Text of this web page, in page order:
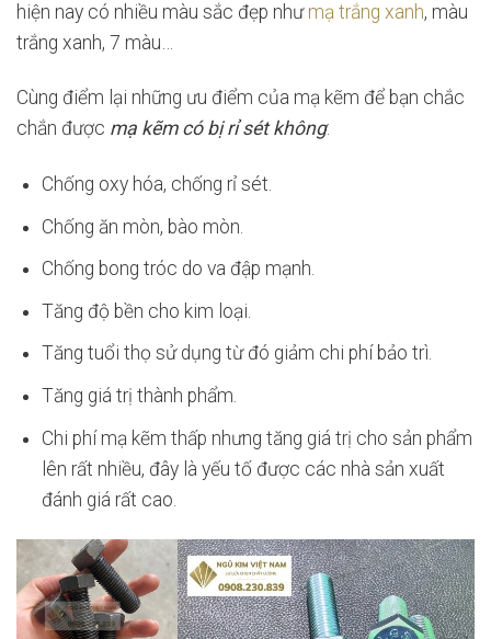
hiện nay có nhiều màu sắc đẹp như mạ trắng xanh, màu
trắng xanh, 7 màu…
Cùng điểm lại những ưu điểm của mạ kẽm để bạn chắc
chắn được mạ kẽm có bị rỉ sét không:
Chống oxy hóa, chống rỉ sét.
Chống ăn mòn, bào mòn.
Chống bong tróc do va đập mạnh.
Tăng độ bền cho kim loại.
Tăng tuổi thọ sử dụng từ đó giảm chi phí bảo trì.
Tăng giá trị thành phẩm.
Chi phí mạ kẽm thấp nhưng tăng giá trị cho sản phẩm
lên rất nhiều, đây là yếu tố được các nhà sản xuất
đánh giá rất cao.